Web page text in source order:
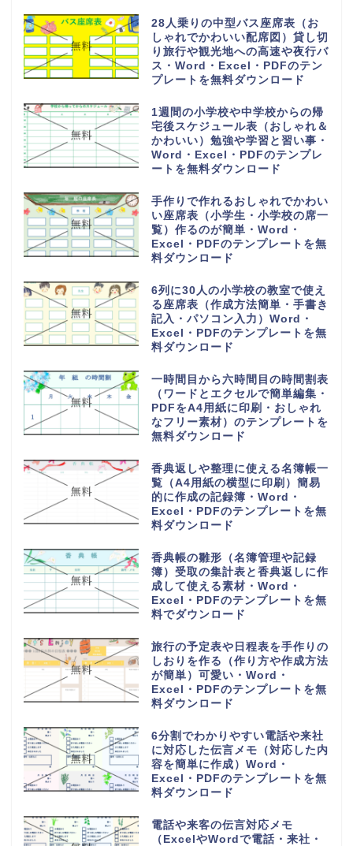
28人乗りの中型バス座席表（お
しゃれでかわいい配席図）貸し切
り旅行や観光地への高速や夜行バ
ス・Word・Excel・PDFのテン
プレートを無料ダウンロード
1週間の小学校や中学校からの帰
宅後スケジュール表（おしゃれ＆
かわいい）勉強や学習と習い事・
Word・Excel・PDFのテンプレ
ートを無料ダウンロード
手作りで作れるおしゃれでかわい
い座席表（小学生・小学校の席一
覧）作るのが簡単・Word・
Excel・PDFのテンプレートを無
料ダウンロード
6列に30人の小学校の教室で使え
る座席表（作成方法簡単・手書き
記入・パソコン入力）Word・
Excel・PDFのテンプレートを無
料ダウンロード
一時間目から六時間目の時間割表
（ワードとエクセルで簡単編集・
PDFをA4用紙に印刷・おしゃれ
なフリー素材）のテンプレートを
無料ダウンロード
香典返しや整理に使える名簿帳一
覧（A4用紙の横型に印刷）簡易
的に作成の記録簿・Word・
Excel・PDFのテンプレートを無
料ダウンロード
香典帳の雛形（名簿管理や記録
簿）受取の集計表と香典返しに作
成して使える素材・Word・
Excel・PDFのテンプレートを無
料でダウンロード
旅行の予定表や日程表を手作りの
しおりを作る（作り方や作成方法
が簡単）可愛い・Word・
Excel・PDFのテンプレートを無
料ダウンロード
6分割でわかりやすい電話や来社
に対応した伝言メモ（対応した内
容を簡単に作成）Word・
Excel・PDFのテンプレートを無
料ダウンロード
電話や来客の伝言対応メモ
（ExcelやWordで電話・来社・